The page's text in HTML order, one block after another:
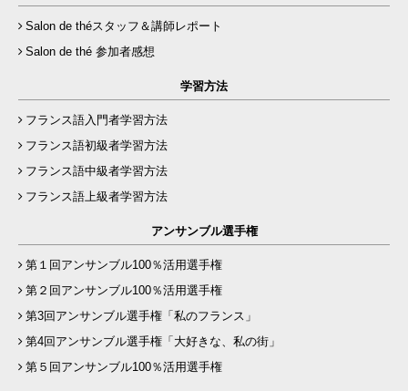
Salon de théスタッフ＆講師レポート
Salon de thé 参加者感想
学習方法
フランス語入門者学習方法
フランス語初級者学習方法
フランス語中級者学習方法
フランス語上級者学習方法
アンサンブル選手権
第１回アンサンブル100％活用選手権
第２回アンサンブル100％活用選手権
第3回アンサンブル選手権「私のフランス」
第4回アンサンブル選手権「大好きな、私の街」
第５回アンサンブル100％活用選手権